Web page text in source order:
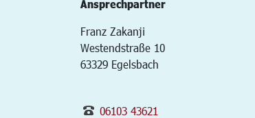
Ansprechpartner
Franz Zakanji
Westendstraße 10
63329 Egelsbach
06103 43621